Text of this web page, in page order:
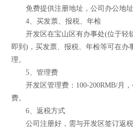
免费提供注册地址，公司办公地址
4、买发票、报税、年检
开发区在宝山区有办事处(位于轻
即到)，买发票、报税、年检等可在办
理。
5、管理费
开发区管理费：100-200RMB/月，
费。
6、返税方式
公司注册好，需与开发区签订返税